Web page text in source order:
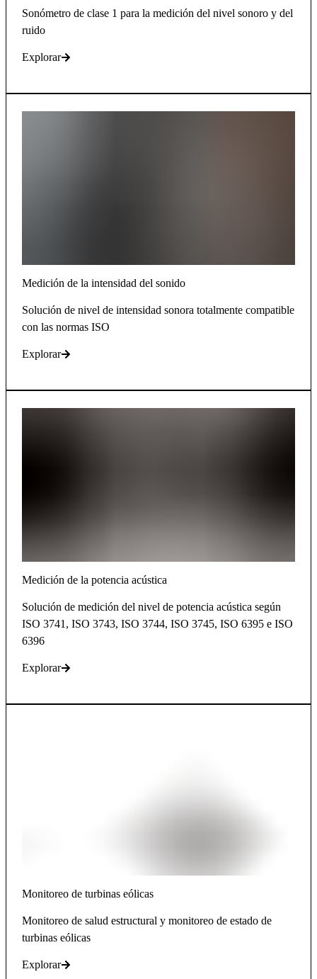
Sonómetro de clase 1 para la medición del nivel sonoro y del
ruido
Explorar
Medición de la intensidad del sonido
Solución de nivel de intensidad sonora totalmente compatible
con las normas ISO
Explorar
Medición de la potencia acústica
Solución de medición del nivel de potencia acústica según
ISO 3741, ISO 3743, ISO 3744, ISO 3745, ISO 6395 e ISO
6396
Explorar
Monitoreo de turbinas eólicas
Monitoreo de salud estructural y monitoreo de estado de
turbinas eólicas
Explorar